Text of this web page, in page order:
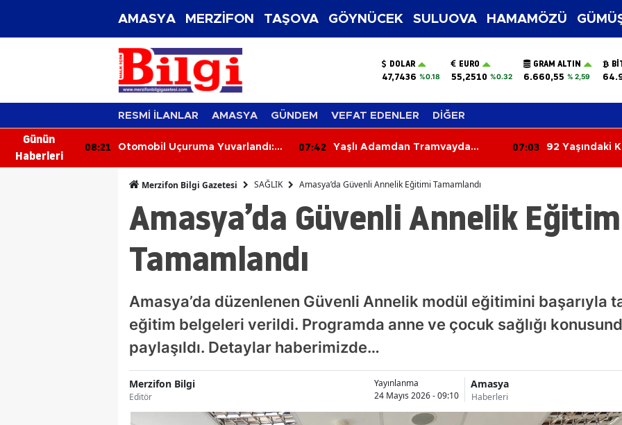
AMASYA MERZİFON TAŞOVA GÖYNÜCEK SULUOVA HAMAMÖZÜ
DOLAR
47,7436 %0.18
EURO
55,2510 %0.32
GRAM ALTIN
6.660,55 % 2,59
RESMİ İLANLAR AMASYA GÜNDEM VEFAT EDENLER DİĞER
Günün
Haberleri
08:21
Otomobil Uçuruma Yuvarlandı:
07:42
Yaşlı Adamdan Tramvayda
07:03
92 Yaşındaki
Merzifon Bilgi Gazetesi SAĞLIK Amasya’da Güvenli Annelik Eğitimi Tamamlandı
Amasya’da Güvenli Annelik
Tamamlandı
Amasya’da düzenlenen Güvenli Annelik modül eğitimini başarıyla
eğitim belgeleri verildi. Programda anne ve çocuk sağlığı
paylaşıldı. Detaylar haberimizde…
Merzifon Bilgi
Editör
Yayınlanma
24 Mayıs 2026 - 09:10
Amasya
Haberleri